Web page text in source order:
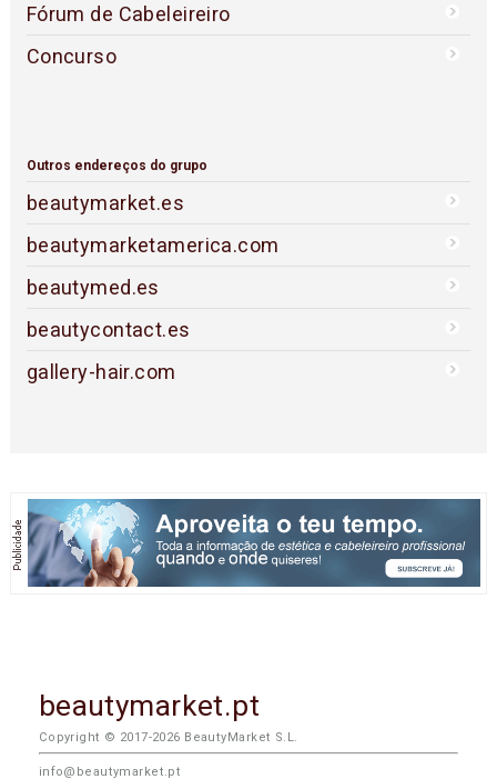
Fórum de Cabeleireiro
Concurso
Outros endereços do grupo
beautymarket.es
beautymarketamerica.com
beautymed.es
beautycontact.es
gallery-hair.com
beautymarket.pt
Copyright © 2017-2026 BeautyMarket S.L.
info@beautymarket.pt